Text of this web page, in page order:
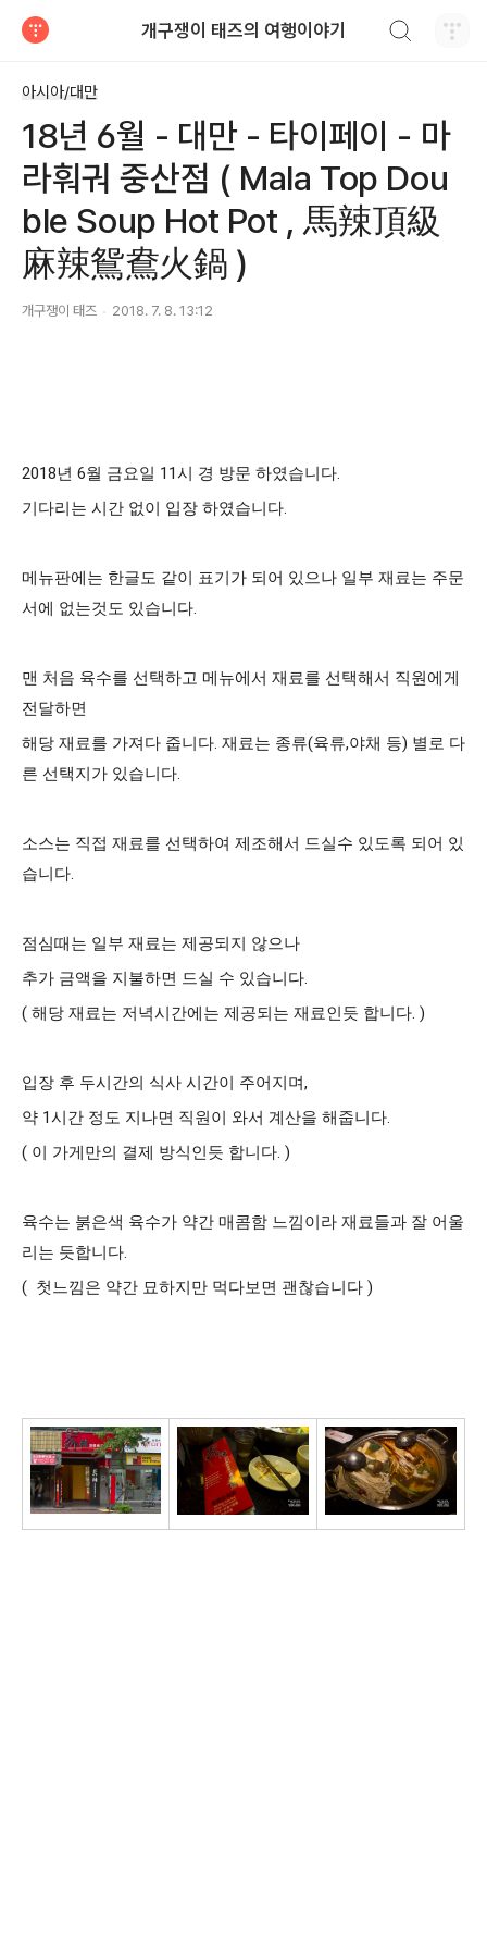
개구쟁이 태즈의 여행이야기
아시아/대만
18년 6월 - 대만 - 타이페이 - 마
라훠궈 중산점 ( Mala Top Dou
ble Soup Hot Pot , 馬辣頂級
麻辣鴛鴦火鍋 )
개구쟁이 태즈 2018. 7. 8. 13:12
2018년 6월 금요일 11시 경 방문 하였습니다.
기다리는 시간 없이 입장 하였습니다.
메뉴판에는 한글도 같이 표기가 되어 있으나 일부 재료는 주문
서에 없는것도 있습니다.
맨 처음 육수를 선택하고 메뉴에서 재료를 선택해서 직원에게
전달하면
해당 재료를 가져다 줍니다. 재료는 종류(육류,야채 등) 별로 다
른 선택지가 있습니다.
소스는 직접 재료를 선택하여 제조해서 드실수 있도록 되어 있
습니다.
점심때는 일부 재료는 제공되지 않으나
추가 금액을 지불하면 드실 수 있습니다.
( 해당 재료는 저녁시간에는 제공되는 재료인듯 합니다. )
입장 후 두시간의 식사 시간이 주어지며,
약 1시간 정도 지나면 직원이 와서 계산을 해줍니다.
( 이 가게만의 결제 방식인듯 합니다. )
육수는 붉은색 육수가 약간 매콤함 느낌이라 재료들과 잘 어울
리는 듯합니다.
(  첫느낌은 약간 묘하지만 먹다보면 괜찮습니다 )